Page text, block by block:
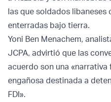
las que soldados libaneses
enterradas bajo tierra.
Yoni Ben Menachem,
JCPA, advirtió que las
acuerdo son una «narrativa
engañosa destinada a
FDI».